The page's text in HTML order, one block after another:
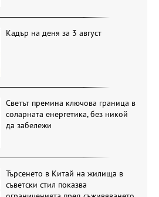
Кадър на деня за 3 август
Светът премина ключова граница в
соларната енергетика, без никой
да забележи
Търсенето в Китай на жилища в
съветски стил показва